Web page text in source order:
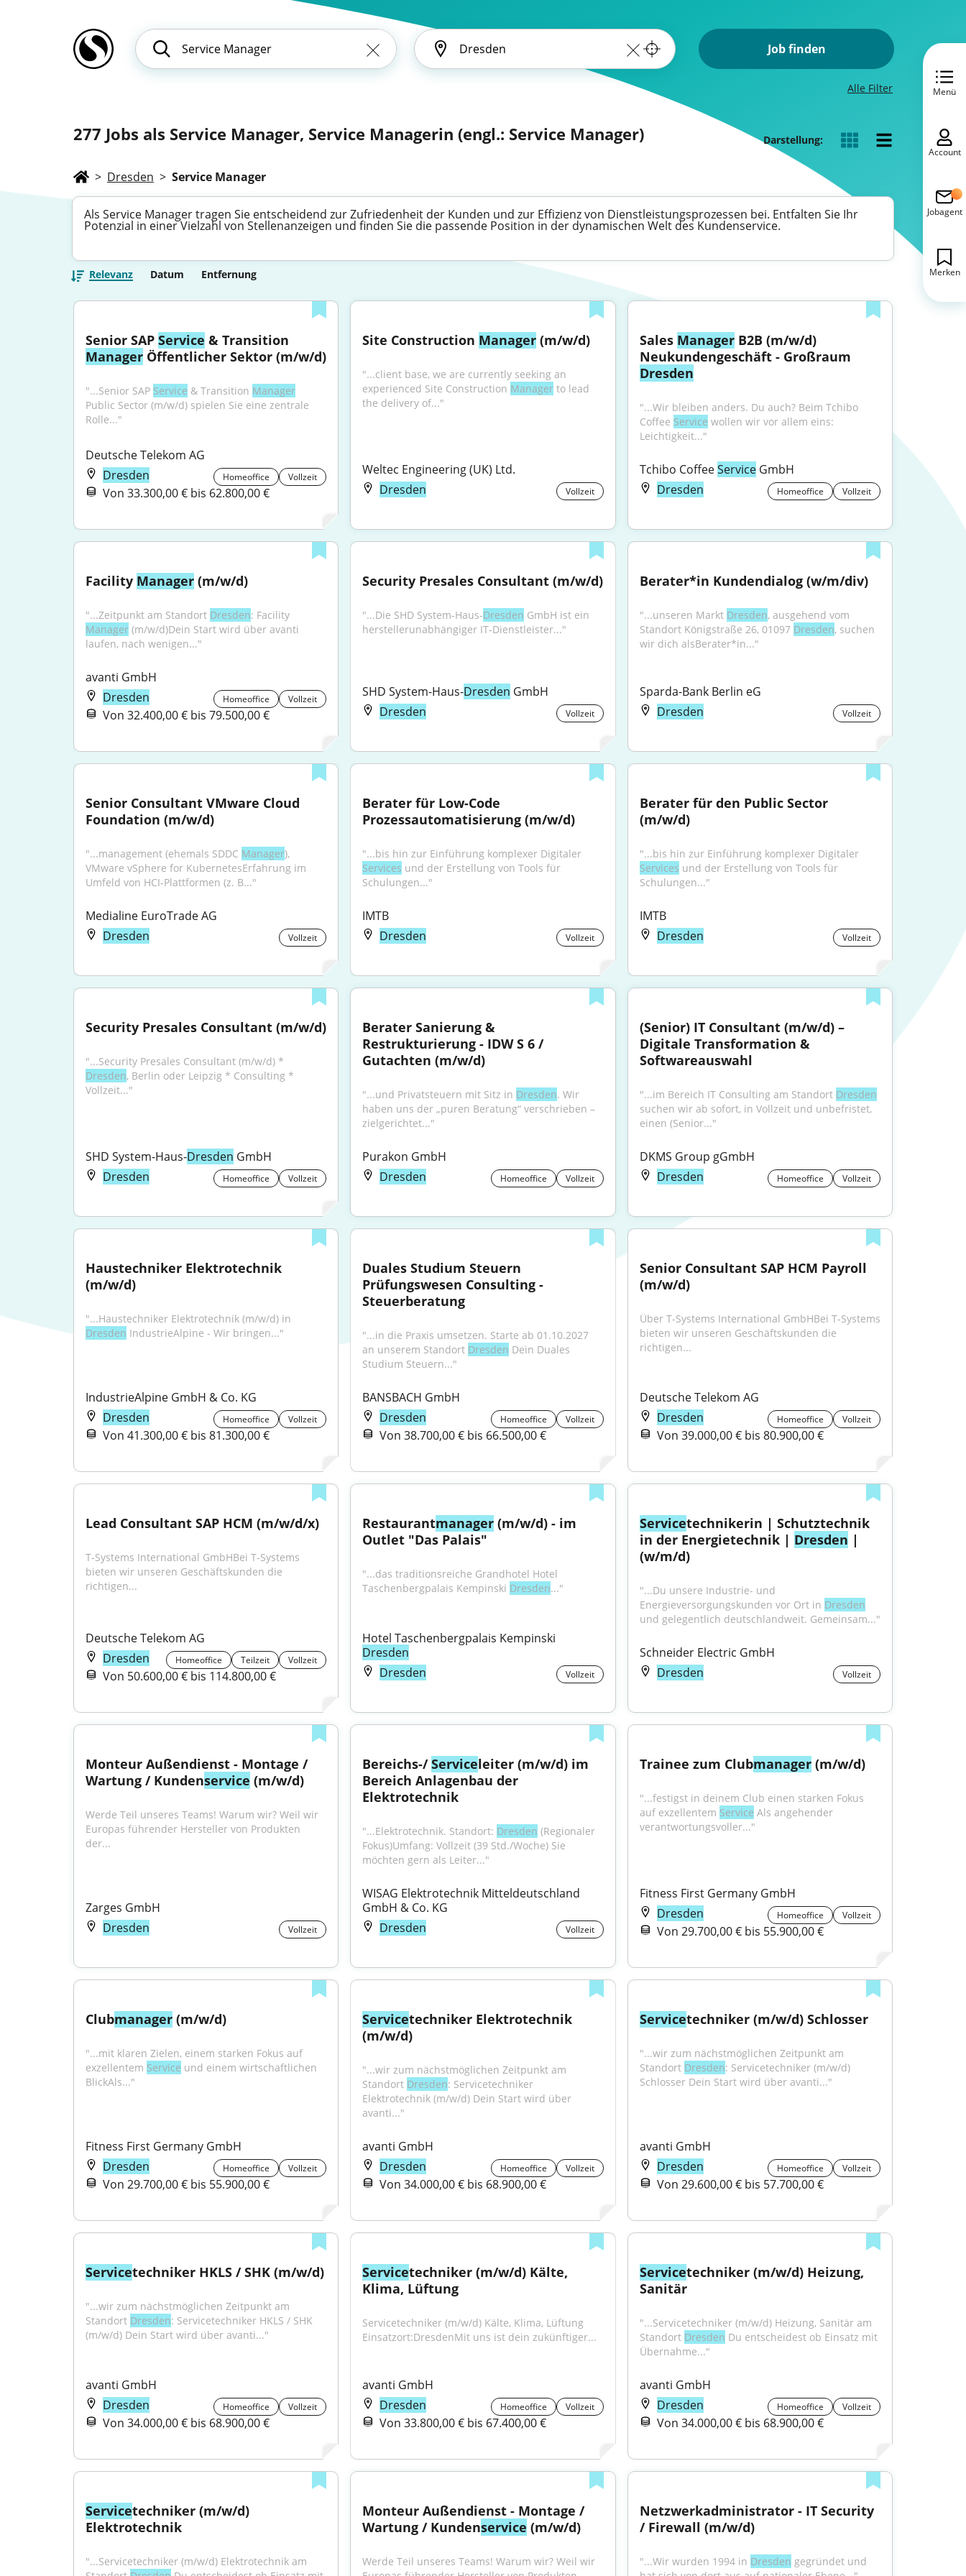
Job finden
Alle Filter
277 Jobs als Service Manager, Service Managerin (engl.: Service Manager) Darstellung:
> Dresden > Service Manager
Als Service Manager tragen Sie entscheidend zur Zufriedenheit der Kunden und zur Effizienz von Dienstleistungsprozessen bei. Entfalten Sie Ihr
Potenzial in einer Vielzahl von Stellenanzeigen und finden Sie die passende Position in der dynamischen Welt des Kundenservice.
Relevanz Datum Entfernung
Senior SAP Service
Manager Öffentlicher Sektor (m/w/d)
"...Senior SAP Service & Transition Manager
Public Sector (m/w/d) spielen Sie eine zentrale
Rolle..."
Deutsche Telekom AG
Dresden
Homeoffice Vollzeit
Von 33.300,00 € bis 62.800,00 €
Site Construction Manager (m/w/d)
"...client base, we are currently seeking an
experienced Site Construction Manager to lead
the delivery of..."
Weltec Engineering (UK) Ltd.
Dresden
Vollzeit
Sales Manager B2B (m/w/d)
Dresden
"...Wir bleiben anders. Du auch? Beim Tchibo
Coffee Service wollen wir vor allem eins:
Leichtigkeit..."
Tchibo Coffee Service GmbH
Dresden
Homeoffice Vollzeit
Facility Manager (m/w/d)
"...Zeitpunkt am Standort Dresden
Manager (m/w/d)Dein Start wird über avanti
laufen, nach wenigen..."
avanti GmbH
Dresden
Homeoffice Vollzeit
Von 32.400,00 € bis 79.500,00 €
Security Presales Consultant (m/w/d)
"...Die SHD System-Haus-Dresden GmbH ist ein
herstellerunabhängiger IT-Dienstleister..."
SHD System-Haus-Dresden GmbH
Dresden
Vollzeit
Berater*in Kundendialog (w/m/div)
"...unseren Markt Dresden, ausgehend vom
Standort Königstraße 26, 01097 Dresden, suchen
wir dich alsBerater*in..."
Sparda-Bank Berlin eG
Dresden
Vollzeit
Senior Consultant VMware Cloud
Foundation (m/w/d)
"...management (ehemals SDDC Manager),
VMware vSphere for KubernetesErfahrung im
Umfeld von HCI-Plattformen (z. B..."
Medialine EuroTrade AG
Dresden
Vollzeit
Berater für Low-Code
Prozessautomatisierung (m/w/d)
Services und der Erstellung von Tools für
Schulungen..."
IMTB
Dresden
Vollzeit
Berater für den Public Sector
(m/w/d)
"...bis hin zur Einführung komplexer Digitaler
Services und der Erstellung von Tools für
Schulungen..."
IMTB
Dresden
Vollzeit
Security Presales Consultant (m/w/d)
Dresden, Berlin oder Leipzig * Consulting *
Vollzeit..."
SHD System-Haus-Dresden GmbH
Dresden
Homeoffice Vollzeit
Berater Sanierung &
Restrukturierung - IDW S 6 /
Gutachten (m/w/d)
"...und Privatsteuern mit Sitz in Dresden. Wir
haben uns der „puren Beratung“ verschrieben –
zielgerichtet..."
Purakon GmbH
Dresden
Homeoffice Vollzeit
(Senior) IT Consultant (m/w/d) –
Digitale Transformation &
Softwareauswahl
"...im Bereich IT Consulting am Standort Dresden
suchen wir ab sofort, in Vollzeit und unbefristet,
einen (Senior..."
DKMS Group gGmbH
Dresden
Homeoffice Vollzeit
Haustechniker Elektrotechnik
(m/w/d)
Dresden IndustrieAlpine - Wir bringen..."
IndustrieAlpine GmbH & Co. KG
Dresden
Homeoffice Vollzeit
Von 41.300,00 € bis 81.300,00 €
Duales Studium Steuern
Prüfungswesen Consulting -
Steuerberatung
"...in die Praxis umsetzen. Starte ab 01.10.2027
an unserem Standort Dresden Dein Duales
Studium Steuern..."
BANSBACH GmbH
Dresden
Homeoffice Vollzeit
Von 38.700,00 € bis 66.500,00 €
Senior Consultant SAP HCM Payroll
(m/w/d)
Über T-Systems International GmbHBei T-Systems
bieten wir unseren Geschäftskunden die
richtigen...
Deutsche Telekom AG
Dresden
Homeoffice Vollzeit
Von 39.000,00 € bis 80.900,00 €
Lead Consultant SAP HCM (m/w/d/x)
T-Systems International GmbHBei T-Systems
bieten wir unseren Geschäftskunden die
richtigen...
Deutsche Telekom AG
Dresden
Homeoffice Teilzeit Vollzeit
Von 50.600,00 € bis 114.800,00 €
Restaurantmanager (m/w/d) - im
Outlet "Das Palais"
"...das traditionsreiche Grandhotel Hotel
Taschenbergpalais Kempinski Dresden..."
Dresden
Dresden
Vollzeit
Servicetechnikerin | Schutztechnik
in der Energietechnik | Dresden |
(w/m/d)
"...Du unsere Industrie- und
Energieversorgungskunden vor Ort in Dresden
und gelegentlich deutschlandweit. Gemeinsam..."
Schneider Electric GmbH
Dresden
Vollzeit
Monteur Außendienst - Montage /
Wartung / Kundenservice (m/w/d)
Werde Teil unseres Teams! Warum wir? Weil wir
Europas führender Hersteller von Produkten
der...
Zarges GmbH
Dresden
Vollzeit
Bereichs-/ Serviceleiter (m/w/d) im
Bereich Anlagenbau der
Elektrotechnik
"...Elektrotechnik. Standort: Dresden (Regionaler
Fokus)Umfang: Vollzeit (39 Std./Woche) Sie
möchten gern als Leiter..."
WISAG Elektrotechnik Mitteldeutschland
GmbH & Co. KG
Dresden
Vollzeit
Trainee zum Clubmanager (m/w/d)
"...festigst in deinem Club einen starken Fokus
auf exzellentem Service Als angehender
verantwortungsvoller..."
Fitness First Germany GmbH
Dresden
Homeoffice Vollzeit
Von 29.700,00 € bis 55.900,00 €
Clubmanager (m/w/d)
"...mit klaren Zielen, einem starken Fokus auf
exzellentem Service und einem wirtschaftlichen
BlickAls..."
Fitness First Germany GmbH
Dresden
Homeoffice Vollzeit
Von 29.700,00 € bis 55.900,00 €
Servicetechniker Elektrotechnik
(m/w/d)
"...wir zum nächstmöglichen Zeitpunkt am
Standort Dresden: Servicetechniker
Elektrotechnik (m/w/d) Dein Start wird über
avanti..."
avanti GmbH
Dresden
Homeoffice Vollzeit
Von 34.000,00 € bis 68.900,00 €
Servicetechniker (m/w/d) Schlosser
"...wir zum nächstmöglichen Zeitpunkt am
Standort Dresden: Servicetechniker (m/w/d)
Schlosser Dein Start wird über avanti..."
avanti GmbH
Dresden
Homeoffice Vollzeit
Von 29.600,00 € bis 57.700,00 €
Servicetechniker HKLS / SHK (m/w/d)
"...wir zum nächstmöglichen Zeitpunkt am
Standort Dresden: Servicetechniker HKLS / SHK
(m/w/d) Dein Start wird über avanti..."
avanti GmbH
Dresden
Homeoffice Vollzeit
Von 34.000,00 € bis 68.900,00 €
Servicetechniker (m/w/d) Kälte,
Klima, Lüftung
Servicetechniker (m/w/d) Kälte, Klima, Lüftung
Einsatzort:DresdenMit uns ist dein zukünftiger...
avanti GmbH
Dresden
Homeoffice Vollzeit
Von 33.800,00 € bis 67.400,00 €
Servicetechniker (m/w/d) Heizung,
Sanitär
"...Servicetechniker (m/w/d) Heizung, Sanitär am
Standort Dresden Du entscheidest ob Einsatz mit
Übernahme..."
avanti GmbH
Dresden
Homeoffice Vollzeit
Von 34.000,00 € bis 68.900,00 €
Servicetechniker (m/w/d)
Elektrotechnik
"...Servicetechniker (m/w/d) Elektrotechnik am
Monteur Außendienst - Montage /
Wartung / Kundenservice (m/w/d)
Werde Teil unseres Teams! Warum wir? Weil wir
Netzwerkadministrator - IT Security
/ Firewall (m/w/d)
"...Wir wurden 1994 in Dresden gegründet und
Menü
Account
Jobagent
Merken